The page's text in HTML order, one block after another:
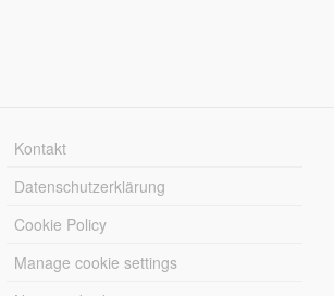
Kontakt
Datenschutzerklärung
Cookie Policy
Manage cookie settings